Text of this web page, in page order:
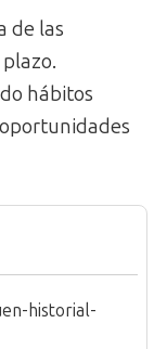
de las
hábitos
historial-